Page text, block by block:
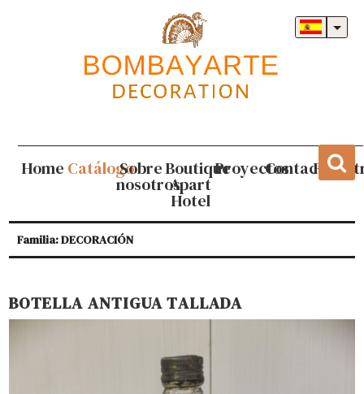
Home CatálogoSobre
nosotros
Boutique
Apart
Hotel
ProyectosContacto
Familia: DECORACIÓN
BOTELLA ANTIGUA TALLADA